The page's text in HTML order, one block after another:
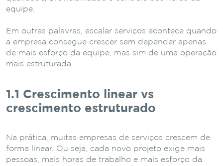
equipe.
Em outras palavras, escalar serviços acontece quando
a empresa consegue crescer sem depender apenas
de mais esforço da equipe, mas sim de uma operação
mais estruturada.
1.1 Crescimento linear vs
crescimento estruturado
Na prática, muitas empresas de serviços crescem de
forma linear. Ou seja, cada novo projeto exige mais
pessoas, mais horas de trabalho e mais esforço da